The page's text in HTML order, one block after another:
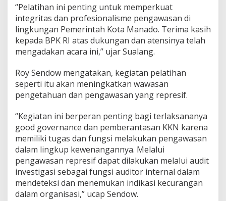
P
e
a
t
i
n
P
e
e
r
i
k
s
a
a
n
i
n
“Pelatihan ini penting untuk memperkuat
integritas dan profesionalisme pengawasan di
lingkungan Pemerintah Kota Manado. Terima kasih
kepada BPK RI atas dukungan dan atensinya telah
mengadakan acara ini,” ujar Sualang.
Roy Sendow mengatakan, kegiatan pelatihan
seperti itu akan meningkatkan wawasan
pengetahuan dan pengawasan yang represif.
“Kegiatan ini berperan penting bagi terlaksananya
good governance dan pemberantasan KKN karena
memiliki tugas dan fungsi melakukan pengawasan
dalam lingkup kewenangannya. Melalui
pengawasan represif dapat dilakukan melalui audit
investigasi sebagai fungsi auditor internal dalam
mendeteksi dan menemukan indikasi kecurangan
dalam organisasi,” ucap Sendow.